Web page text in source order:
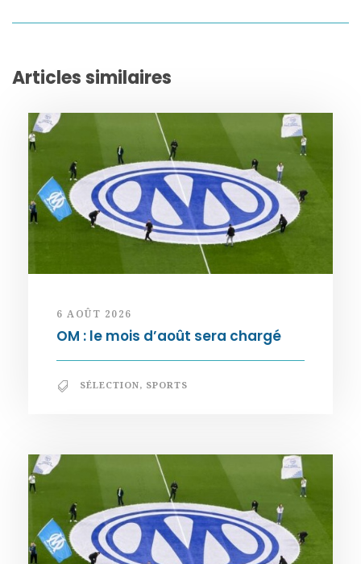
Articles similaires
6 AOÛT 2026
OM : le mois d’août sera chargé
SÉLECTION, SPORTS